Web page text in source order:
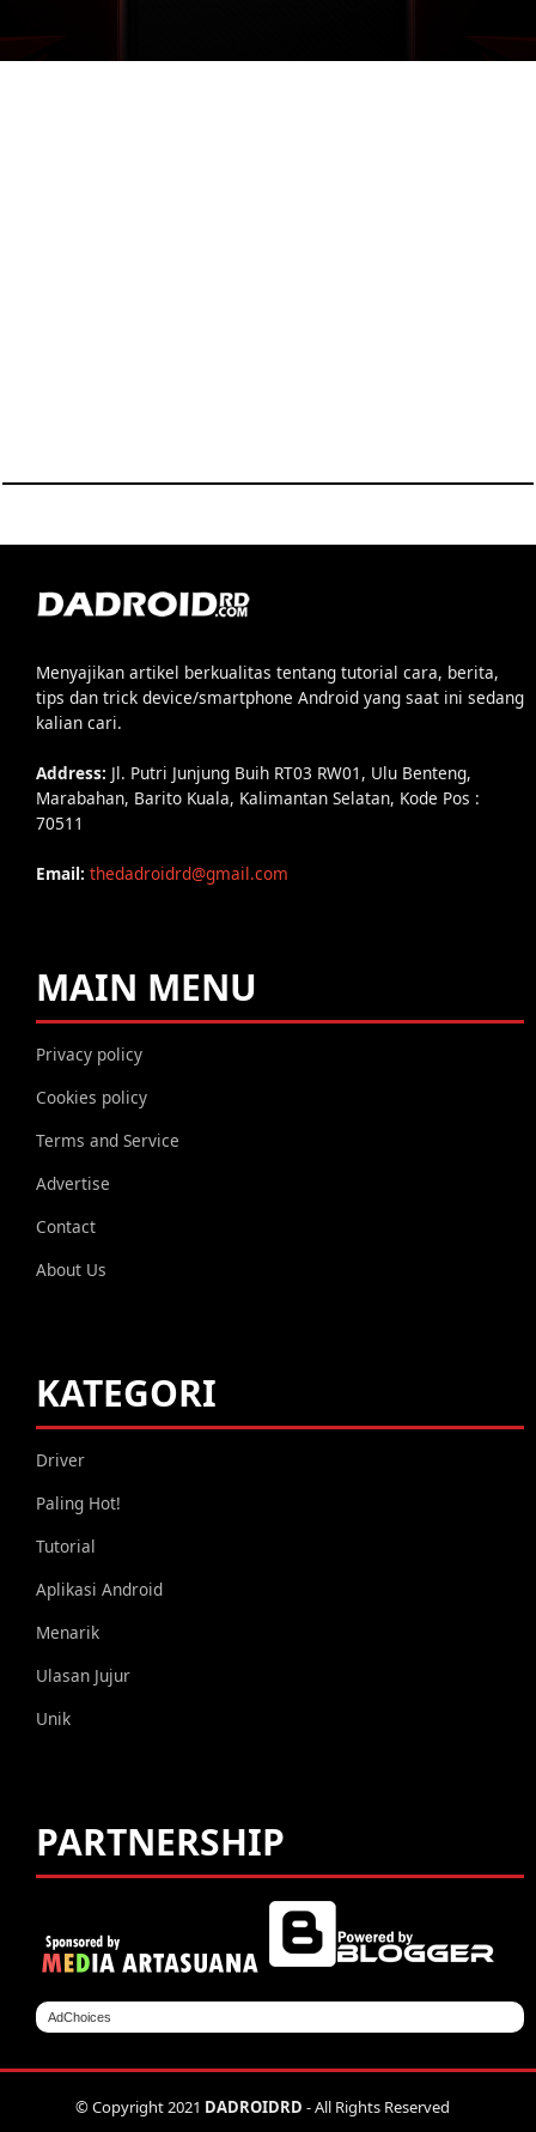
Menyajikan artikel berkualitas tentang tutorial cara, berita,
tips dan trick device/smartphone Android yang saat ini sedang
kalian cari.
Address: Jl. Putri Junjung Buih RT03 RW01, Ulu Benteng,
Marabahan, Barito Kuala, Kalimantan Selatan, Kode Pos :
70511
Email: thedadroidrd@gmail.com
MAIN MENU
Privacy policy
Cookies policy
Terms and Service
Advertise
Contact
About Us
KATEGORI
Driver
Paling Hot!
Tutorial
Aplikasi Android
Menarik
Ulasan Jujur
Unik
PARTNERSHIP
AdChoices
© Copyright 2021 DADROIDRD - All Rights Reserved